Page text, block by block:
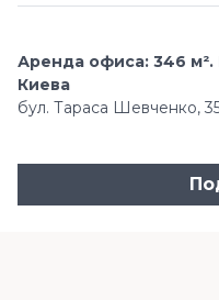
Аренда офиса: 346 м².
Киева
бул. Тараса Шевченко,